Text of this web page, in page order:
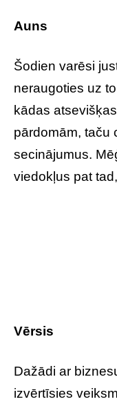
Auns
Šodien varēsi
neraugoties uz
kādas
pārdomām, taču
secinājumus.
viedokļus pat
Vērsis
Dažādi ar
izvērtīsies